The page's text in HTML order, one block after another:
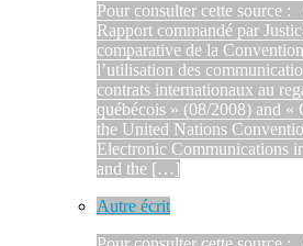
Pour consulter cette source
Rapport commandé par
comparative de la
l’utilisation des
contrats internationaux au
québécois » (08/2008) and
the United Nations
Electronic Communications
and the […]
Autre écrit